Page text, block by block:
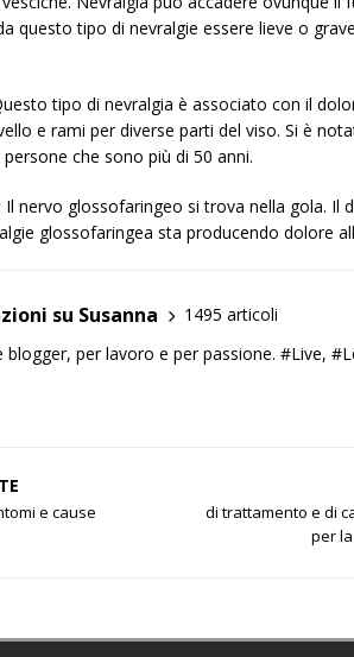
questo tipo di nevralgie essere lieve o
tipo di nevralgia è associato con il
e rami per diverse parti del viso. Si è
che sono più di 50 anni.
Il nervo glossofaringeo si trova nella gola. Il
glossofaringea sta producendo dolore
su Susanna
1495 articoli
blogger, per lavoro e per passione. #Live,
e cause
di trattamento e di
per